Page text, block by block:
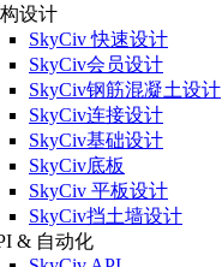
设计
SkyCiv 快速设计
SkyCiv会员设计
SkyCiv钢筋混凝土设计
SkyCiv连接设计
SkyCiv基础设计
SkyCiv底板
SkyCiv 平板设计
SkyCiv挡土墙设计
& 自动化